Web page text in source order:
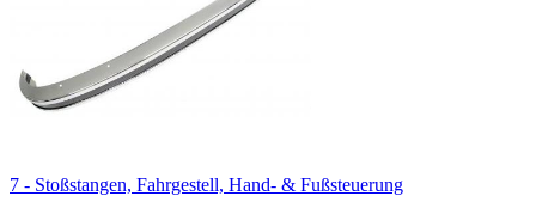
7 - Stoßstangen, Fahrgestell, Hand- & Fußsteuerung